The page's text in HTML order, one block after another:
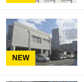
NEW